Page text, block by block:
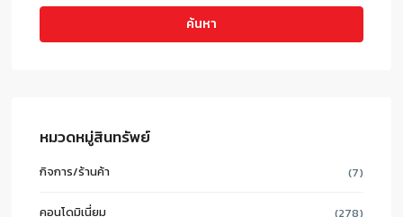
ค้นหา
หมวดหมู่สินทรัพย์
กิจการ/ร้านค้า (7)
คอนโดมิเนี่ยม (278)